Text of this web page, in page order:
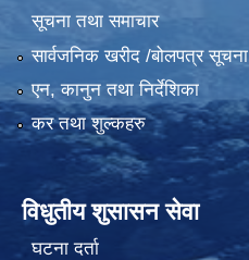
सूचना तथा समाचार
सार्वजनिक खरीद /बोलपत्र सूचना
एन, कानुन तथा निर्देशिका
कर तथा शुल्कहरु
विधुतीय शुसासन सेवा
घटना दर्ता